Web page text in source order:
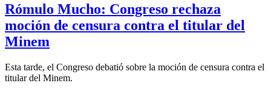
Rómulo Mucho: Congreso rechaza
moción de censura contra el titular del
Minem
Esta tarde, el Congreso debatió sobre la moción de censura contra el
titular del Minem.